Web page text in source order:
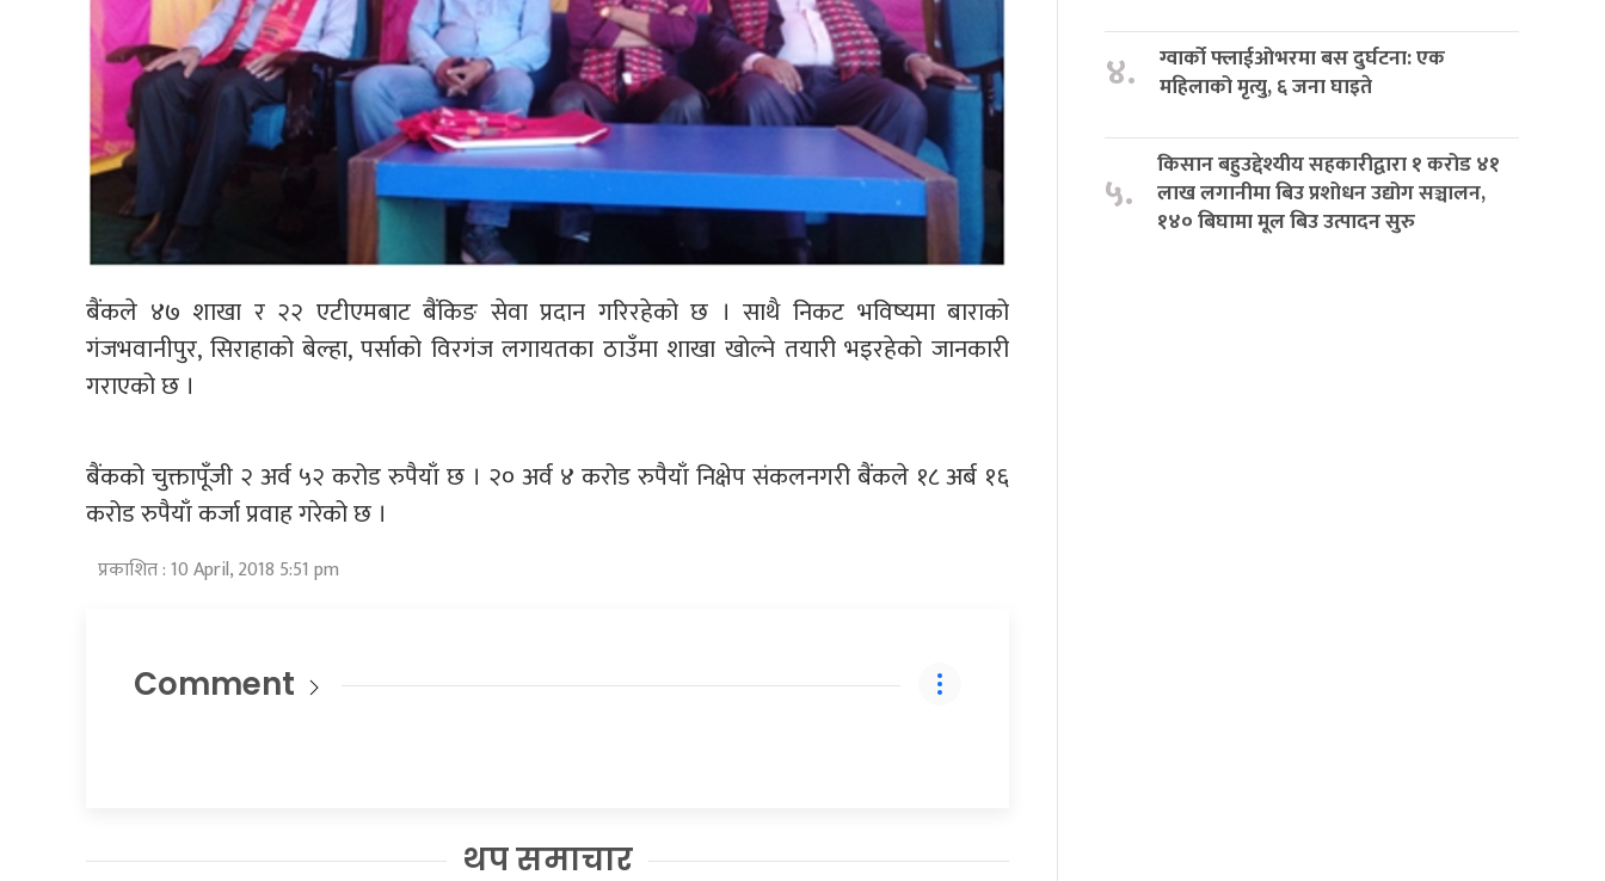
बैंकले ४७ शाखा र २२ एटीएमबाट बैंकिङ सेवा प्रदान गरिरहेको छ । साथै निकट भविष्यमा बाराको
गंजभवानीपुर, सिराहाको बेल्हा, पर्साको विरगंज लगायतका ठाउँमा शाखा खोल्ने तयारी भइरहेको जानकारी
गराएको छ ।
बैंकको चुक्तापूँजी २ अर्व ५२ करोड रुपैयाँ छ । २० अर्व ४ करोड रुपैयाँ निक्षेप संकलनगरी बैंकले १८ अर्ब १६
करोड रुपैयाँ कर्जा प्रवाह गरेको छ ।
प्रकाशित : 10 April, 2018 5:51 pm
Comment
थप समाचार
४.
ग्वार्को फ्लाईओभरमा बस दुर्घटना: एक
महिलाको मृत्यु, ६ जना घाइते
५.
किसान बहुउद्देश्यीय सहकारीद्वारा १ करोड ४१
लाख लगानीमा बिउ प्रशोधन उद्योग सञ्चालन,
१४० बिघामा मूल बिउ उत्पादन सुरु